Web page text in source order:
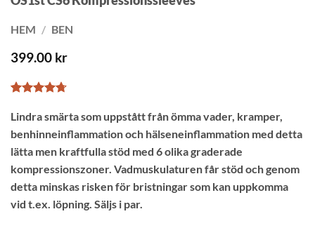
HEM / BEN
399.00 kr
4.71av 5
kundrecensioner
Lindra smärta som uppstått från ömma vader, kramper,
benhinneinflammation och hälseneinflammation med detta
lätta men kraftfulla stöd med 6 olika graderade
kompressionszoner. Vadmuskulaturen får stöd och genom
detta minskas risken för bristningar som kan uppkomma
vid t.ex. löpning. Säljs i par.